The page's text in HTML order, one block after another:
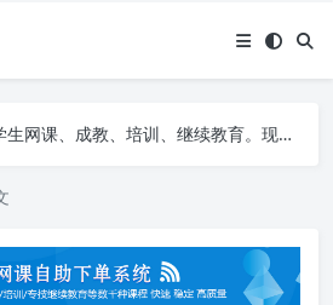
真实文献内容生成论文
教、培训、继续教育。现已接入代刷代考项目3000+
教、培训、继续教育。现已接入代刷代考项目3000+